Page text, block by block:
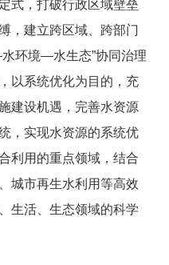
式，打破行政区域壁垒
，建立跨区域、跨部门
环境—水生态”协同治理
以系统优化为目的，充
建设机遇，完善水资源
，实现水资源的系统优
利用的重点领域，结合
城市再生水利用等高效
生活、生态领域的科学